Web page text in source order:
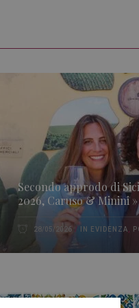
Secondo approdo di
2026, Caruso & Minini »
28/05/2026 IN EVIDENZA